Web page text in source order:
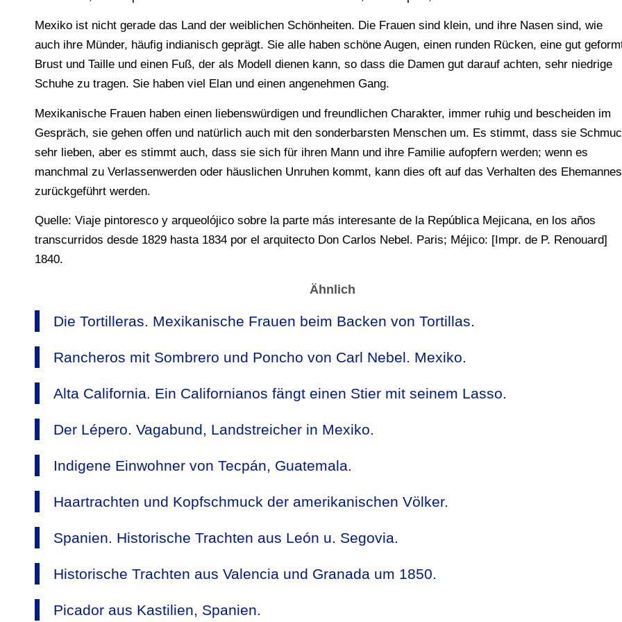
Mexiko ist nicht gerade das Land der weiblichen Schönheiten. Die Frauen sind klein, und ihre Nasen sind, wie
auch ihre Münder, häufig indianisch geprägt. Sie alle haben schöne Augen, einen runden Rücken, eine gut
Brust und Taille und einen Fuß, der als Modell dienen kann, so dass die Damen gut darauf achten, sehr niedrige
Schuhe zu tragen. Sie haben viel Elan und einen angenehmen Gang.
Mexikanische Frauen haben einen liebenswürdigen und freundlichen Charakter, immer ruhig und bescheiden im
Gespräch, sie gehen offen und natürlich auch mit den sonderbarsten Menschen um. Es stimmt, dass sie
sehr lieben, aber es stimmt auch, dass sie sich für ihren Mann und ihre Familie aufopfern werden; wenn es
manchmal zu Verlassenwerden oder häuslichen Unruhen kommt, kann dies oft auf das Verhalten des Ehemannes
zurückgeführt werden.
Quelle: Viaje pintoresco y arqueolójico sobre la parte más interesante de la República Mejicana, en los años
transcurridos desde 1829 hasta 1834 por el arquitecto Don Carlos Nebel. Paris; Méjico: [Impr. de P. Renouard]
1840.
Ähnlich
Die Tortilleras. Mexikanische Frauen beim Backen von Tortillas.
Rancheros mit Sombrero und Poncho von Carl Nebel. Mexiko.
Alta California. Ein Californianos fängt einen Stier mit seinem Lasso.
Der Lépero. Vagabund, Landstreicher in Mexiko.
Indigene Einwohner von Tecpán, Guatemala.
Haartrachten und Kopfschmuck der amerikanischen Völker.
Spanien. Historische Trachten aus León u. Segovia.
Historische Trachten aus Valencia und Granada um 1850.
Picador aus Kastilien, Spanien.